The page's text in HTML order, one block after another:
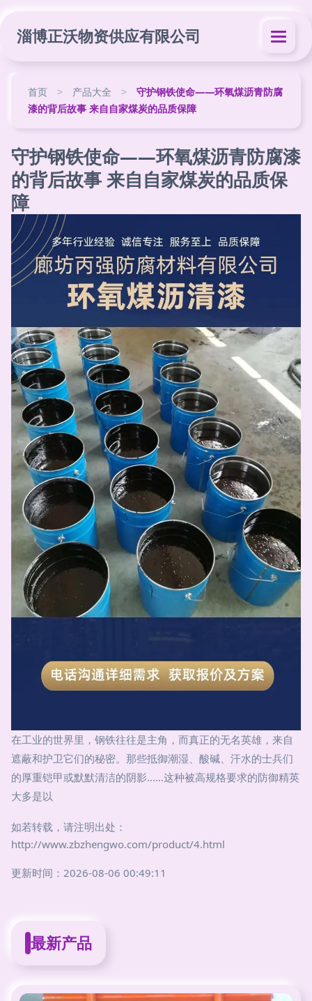
淄博正沃物资供应有限公司
首页 > 产品大全 >
守护钢铁使命——环氧煤沥青防腐
漆的背后故事 来自自家煤炭的品质保障
守护钢铁使命——环氧煤沥青防腐漆
的背后故事 来自自家煤炭的品质保
障
在工业的世界里，钢铁往往是主角，而真正的无名英雄，来自
遮蔽和护卫它们的秘密。那些抵御潮湿、酸碱、汗水的士兵们
的厚重铠甲或默默清洁的阴影……这种被高规格要求的防御精英
大多是以
如若转载，请注明出处：
http://www.zbzhengwo.com/product/4.html
更新时间：2026-08-06 00:49:11
最新产品